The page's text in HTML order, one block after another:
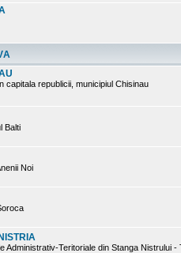
capitala republicii, municipiul Chisinau
Balti
Noi
Administrativ-Teritoriale din Stanga Nistrului -